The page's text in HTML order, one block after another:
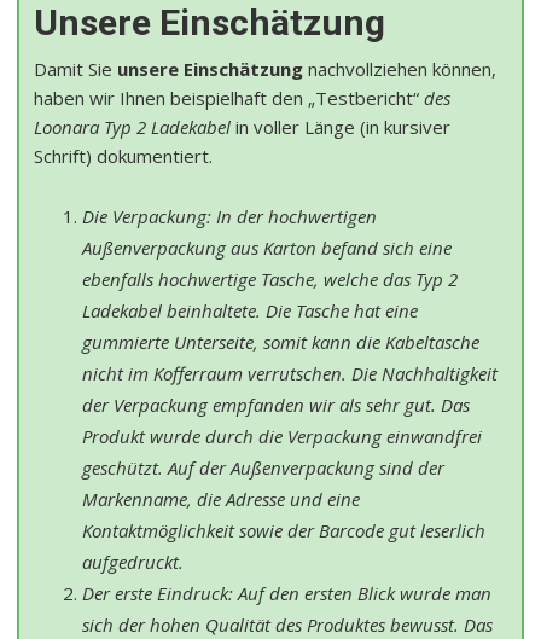
Unsere Einschätzung
Damit Sie unsere Einschätzung nachvollziehen können,
haben wir Ihnen beispielhaft den „Testbericht“ des
Loonara Typ 2 Ladekabel in voller Länge (in kursiver
Schrift) dokumentiert.
Die Verpackung: In der hochwertigen
Außenverpackung aus Karton befand sich eine
ebenfalls hochwertige Tasche, welche das Typ 2
Ladekabel beinhaltete. Die Tasche hat eine
gummierte Unterseite, somit kann die Kabeltasche
nicht im Kofferraum verrutschen. Die Nachhaltigkeit
der Verpackung empfanden wir als sehr gut. Das
Produkt wurde durch die Verpackung einwandfrei
geschützt. Auf der Außenverpackung sind der
Markenname, die Adresse und eine
Kontaktmöglichkeit sowie der Barcode gut leserlich
aufgedruckt.
Der erste Eindruck: Auf den ersten Blick wurde man
sich der hohen Qualität des Produktes bewusst. Das